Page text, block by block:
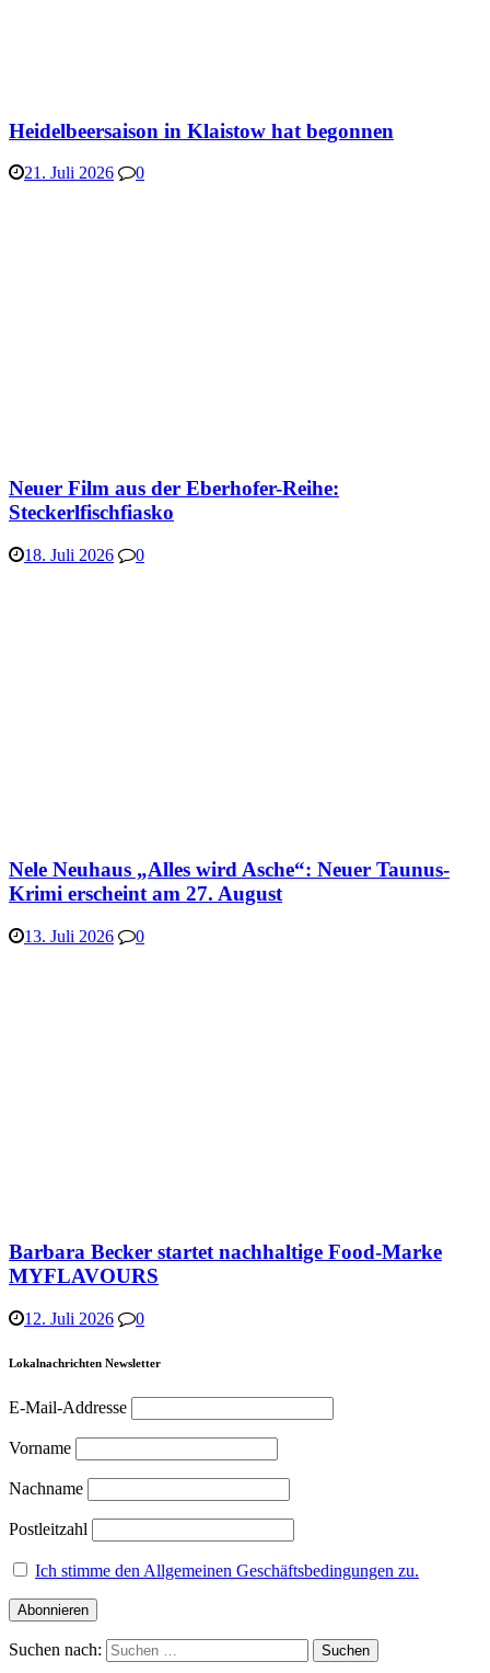
Heidelbeersaison in Klaistow hat begonnen
21. Juli 2026 0
Neuer Film aus der Eberhofer-Reihe:
Steckerlfischfiasko
18. Juli 2026 0
Nele Neuhaus „Alles wird Asche“: Neuer Taunus-
Krimi erscheint am 27. August
13. Juli 2026 0
Barbara Becker startet nachhaltige Food-Marke
MYFLAVOURS
12. Juli 2026 0
Lokalnachrichten Newsletter
E-Mail-Addresse
Vorname
Nachname
Postleitzahl
Ich stimme den Allgemeinen Geschäftsbedingungen zu.
Suchen nach: